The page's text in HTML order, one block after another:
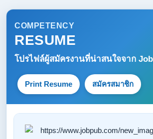
COMPETENCY
RESUME
โปรไฟล์ผู้สมัครงานที่น่าสนใจจาก
Print Resume สมัครสมาชิก